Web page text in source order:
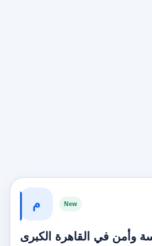
م New
في القاهرة الكبرى